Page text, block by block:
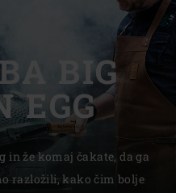
BIG
EGG
in že komaj čakate, da ga
razložili, kako čim bolje